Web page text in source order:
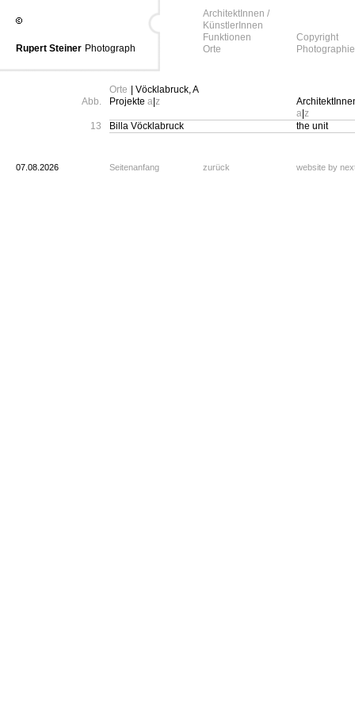
Rupert Steiner Photograph
ArchitektInnen /
KünstlerInnen
Funktionen
Orte
Copyright
Photographie
Orte
| Vöcklabruck, A
Abb.
Projekte a z
a z
13
Billa Vöcklabruck the unit
07.08.2026 Seitenanfang zurück website by